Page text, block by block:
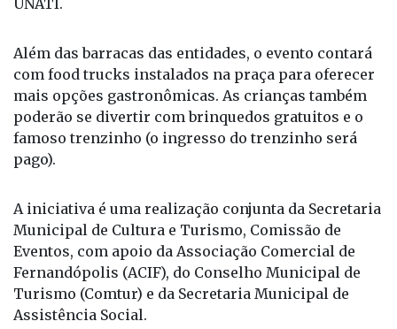
APADAF, Maria João de Deus, AVCC, CAEFA, ADVF,
UNATI.
Além das barracas das entidades, o evento contará
com food trucks instalados na praça para oferecer
mais opções gastronômicas. As crianças também
poderão se divertir com brinquedos gratuitos e o
pago).
A iniciativa é uma realização conjunta da Secretaria
Municipal de Cultura e Turismo, Comissão de
Eventos, com apoio da Associação Comercial de